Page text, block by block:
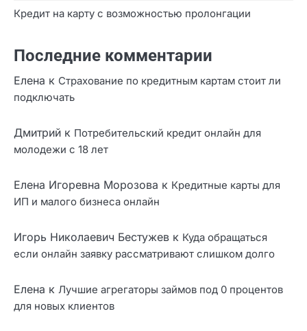
Ошибки при заполнении заявки на кредит на карту
дополнительных услуг
Кредит на карту с возможностью пролонгации
Последние комментарии
подключать
молодежи с 18 лет